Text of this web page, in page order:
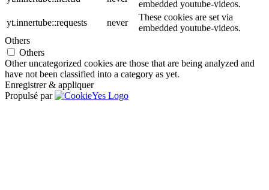
embedded youtube-videos.
yt.innertube::requests
never
These cookies are set via
embedded youtube-videos.
Others
Others
Other uncategorized cookies are those that are being analyzed and
have not been classified into a category as yet.
Enregistrer & appliquer
Propulsé par